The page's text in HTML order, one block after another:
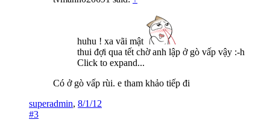
huhu ! xa vãi mật
thui đợi qua tết chờ anh lập ở gò vấp vậy :-h
Click to expand...
Có ở gò vấp rùi. e tham khảo tiếp đi
superadmin, 8/1/12
#3